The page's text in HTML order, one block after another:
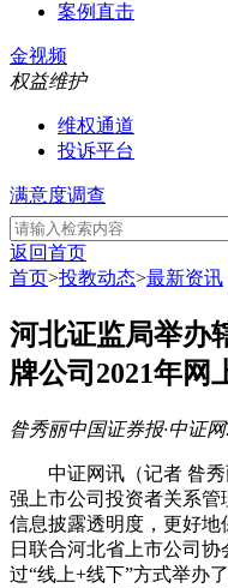
案例直击
金视频
权益维护
维权通道
投诉平台
满意度调查
返回首页
首页>投教动态>最新资讯
河北证监局举办
牌公司2021年网
昝秀丽中国证券报·中证网
中证网讯（记者 昝秀
强上市公司投资者关系管
信息披露透明度，更好地
日联合河北省上市公司
过“线上+线下”方式举办